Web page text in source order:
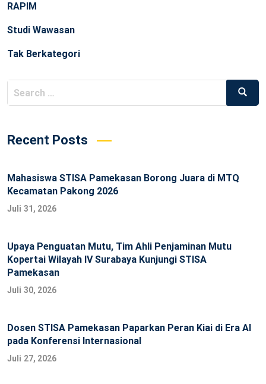
RAPIM
Studi Wawasan
Tak Berkategori
Search
for:
Recent Posts
Mahasiswa STISA Pamekasan Borong Juara di MTQ
Kecamatan Pakong 2026
Juli 31, 2026
Upaya Penguatan Mutu, Tim Ahli Penjaminan Mutu
Kopertai Wilayah IV Surabaya Kunjungi STISA
Pamekasan
Juli 30, 2026
Dosen STISA Pamekasan Paparkan Peran Kiai di Era AI
pada Konferensi Internasional
Juli 27, 2026